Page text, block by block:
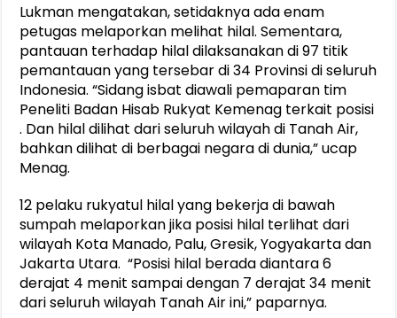
Lukman mengatakan, setidaknya ada enam
petugas melaporkan melihat hilal. Sementara,
pantauan terhadap hilal dilaksanakan di 97 titik
pemantauan yang tersebar di 34 Provinsi di seluruh
Indonesia. “Sidang isbat diawali pemaparan tim
Peneliti Badan Hisab Rukyat Kemenag terkait posisi
. Dan hilal dilihat dari seluruh wilayah di Tanah Air,
bahkan dilihat di berbagai negara di dunia,” ucap
Menag.
12 pelaku rukyatul hilal yang bekerja di bawah
sumpah melaporkan jika posisi hilal terlihat dari
wilayah Kota Manado, Palu, Gresik, Yogyakarta dan
Jakarta Utara. “Posisi hilal berada diantara 6
derajat 4 menit sampai dengan 7 derajat 34 menit
dari seluruh wilayah Tanah Air ini,” paparnya.